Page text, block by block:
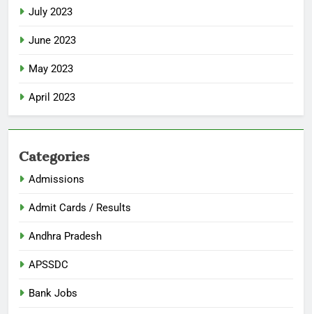
July 2023
June 2023
May 2023
April 2023
Categories
Admissions
Admit Cards / Results
Andhra Pradesh
APSSDC
Bank Jobs